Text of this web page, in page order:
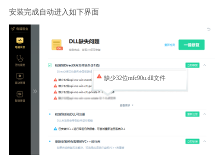
安装完成自动进入如下界面
缺少32位mfc90u.dll文件